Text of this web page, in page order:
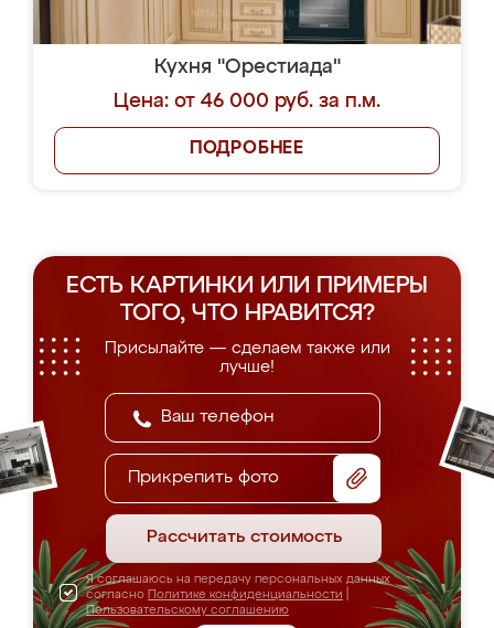
Кухня "Орестиада"
Цена: от 46 000 руб. за п.м.
ПОДРОБНЕЕ
ЕСТЬ КАРТИНКИ ИЛИ ПРИМЕРЫ
ТОГО, ЧТО НРАВИТСЯ?
Присылайте — сделаем также или
лучше!
Прикрепить фото
Рассчитать стоимость
Я соглашаюсь на передачу персональных данных
согласно Политике конфиденциальности
Пользовательскому соглашению